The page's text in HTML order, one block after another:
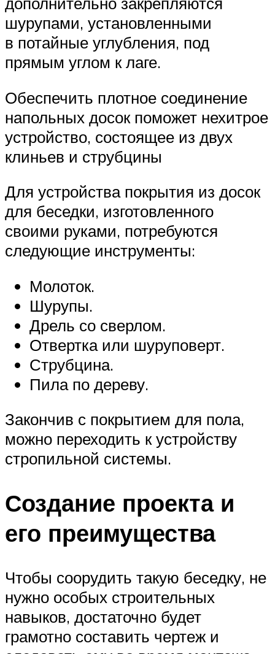
шурупами, установленными
в потайные углубления, под
прямым углом к лаге.
Обеспечить плотное соединение
напольных досок поможет нехитрое
устройство, состоящее из двух
клиньев и струбцины
Для устройства покрытия из досок
для беседки, изготовленного
своими руками, потребуются
следующие инструменты:
Молоток.
Шурупы.
Дрель со сверлом.
Отвертка или шуруповерт.
Струбцина.
Пила по дереву.
Закончив с покрытием для пола,
можно переходить к устройству
стропильной системы.
Создание проекта и
его преимущества
Чтобы соорудить такую беседку, не
нужно особых строительных
навыков, достаточно будет
грамотно составить чертеж и